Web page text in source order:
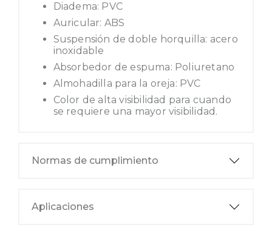
Diadema: PVC
Auricular: ABS
Suspensión de doble horquilla: acero
inoxidable
Absorbedor de espuma: Poliuretano
Almohadilla para la oreja: PVC
Color de alta visibilidad para cuando
se requiere una mayor visibilidad.
Normas de cumplimiento
Aplicaciones